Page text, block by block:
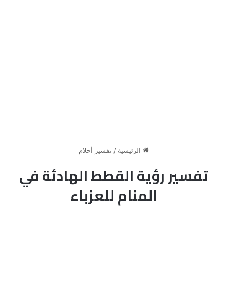
الرئيسية / تفسير أحلام
تفسير رؤية القطط الهادئة في
المنام للعزباء